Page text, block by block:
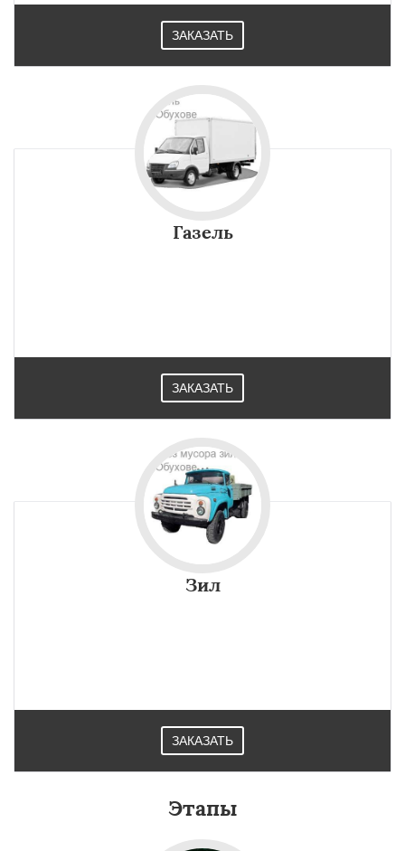
ЗАКАЗАТЬ
Газель
ЗАКАЗАТЬ
Зил
ЗАКАЗАТЬ
Этапы